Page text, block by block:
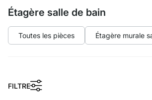
Étagère salle de bain
Toutes les pièces Étagère murale
FILTRE